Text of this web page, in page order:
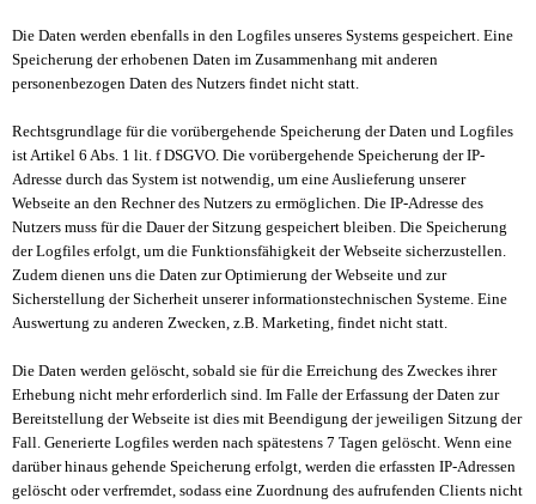
Die Daten werden ebenfalls in den Logfiles unseres Systems gespeichert. Eine
Speicherung der erhobenen Daten im Zusammenhang mit anderen
personenbezogen Daten des Nutzers findet nicht statt.
Rechtsgrundlage für die vorübergehende Speicherung der Daten und Logfiles
ist Artikel 6 Abs. 1 lit. f DSGVO. Die vorübergehende Speicherung der IP-
Adresse durch das System ist notwendig, um eine Auslieferung unserer
Webseite an den Rechner des Nutzers zu ermöglichen. Die IP-Adresse des
Nutzers muss für die Dauer der Sitzung gespeichert bleiben. Die Speicherung
der Logfiles erfolgt, um die Funktionsfähigkeit der Webseite sicherzustellen.
Zudem dienen uns die Daten zur Optimierung der Webseite und zur
Sicherstellung der Sicherheit unserer informationstechnischen Systeme. Eine
Auswertung zu anderen Zwecken, z.B. Marketing, findet nicht statt.
Die Daten werden gelöscht, sobald sie für die Erreichung des Zweckes ihrer
Erhebung nicht mehr erforderlich sind. Im Falle der Erfassung der Daten zur
Bereitstellung der Webseite ist dies mit Beendigung der jeweiligen Sitzung der
Fall. Generierte Logfiles werden nach spätestens 7 Tagen gelöscht. Wenn eine
darüber hinaus gehende Speicherung erfolgt, werden die erfassten IP-Adressen
gelöscht oder verfremdet, sodass eine Zuordnung des aufrufenden Clients nicht